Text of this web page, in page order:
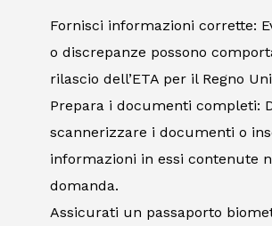
Fornisci informazioni corrette:
o discrepanze possono
rilascio dell’ETA per il Regno
Prepara i documenti completi:
scannerizzare i documenti o
informazioni in essi contenute
domanda.
Assicurati un passaporto